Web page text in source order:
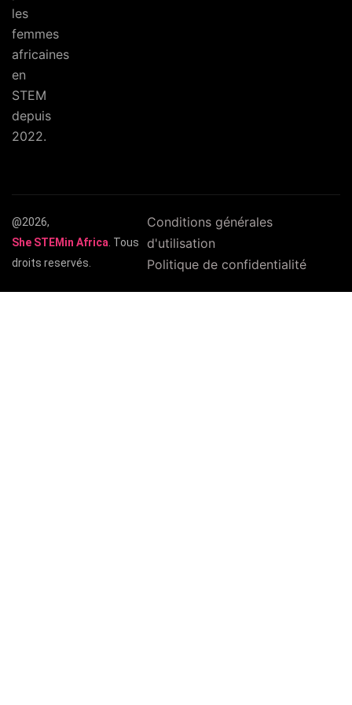
les
femmes
africaines
en
STEM
depuis
2022.
@2026,
She STEMin Africa . Tous
droits reservés.
Conditions générales
d'utilisation
Politique de confidentialité